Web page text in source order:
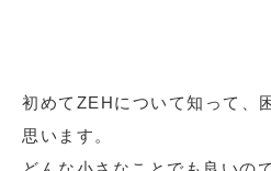
初めてZEHについて知って、
思います。